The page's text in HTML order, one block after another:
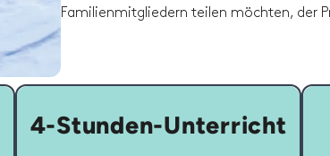
Familienmitgliedern teilen möchten, der
4-Stunden-Unterricht